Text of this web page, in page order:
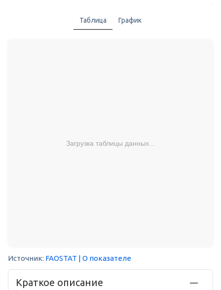
Таблица График
Загрузка таблицы данных...
Источник: FAOSTAT | О показателе
Краткое описание